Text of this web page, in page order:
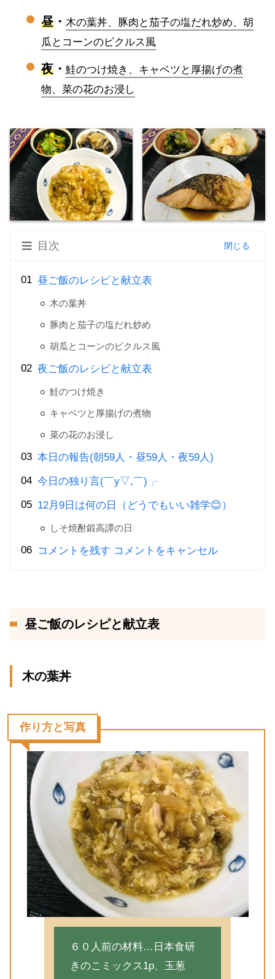
昼・ 木の葉丼、豚肉と茄子の塩だれ炒め、胡
瓜とコーンのピクルス風
夜 ・ 鮭のつけ焼き、キャベツと厚揚げの煮
物、菜の花のお浸し
目次
昼ご飯のレシピと献立表
木の葉丼
豚肉と茄子の塩だれ炒め
胡瓜とコーンのピクルス風
夜ご飯のレシピと献立表
鮭のつけ焼き
キャベツと厚揚げの煮物
菜の花のお浸し
本日の報告(朝59人・昼59人・夜59人)
今日の独り言(￣y▽,￣)╭
12月9日は何の日（どうでもいい雑学😊）
しそ焼酎鍛高譚の日
コメントを残す コメントをキャンセル
昼ご飯のレシピと献立表
木の葉丼
作り方と写真
６０人前の材料…日本食研
きのこミックス1p、玉葱